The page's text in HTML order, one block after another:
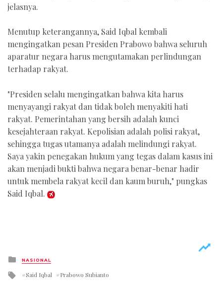
jelasnya.
Menutup keterangannya, Said Iqbal kembali
mengingatkan pesan Presiden Prabowo bahwa seluruh
aparatur negara harus mengutamakan perlindungan
terhadap rakyat.
"Presiden selalu mengingatkan bahwa kita harus
menyayangi rakyat dan tidak boleh menyakiti hati
rakyat. Pemerintahan yang bersih adalah kunci
kesejahteraan rakyat. Kepolisian adalah polisi rakyat,
sehingga tugas utamanya adalah melindungi rakyat.
Saya yakin penegakan hukum yang tegas dalam kasus ini
akan menjadi bukti bahwa negara benar-benar hadir
untuk membela rakyat kecil dan kaum buruh," pungkas
Said Iqbal.
Posted
in
NASIONAL
Tagged
Said Iqbal Prabowo Subianto